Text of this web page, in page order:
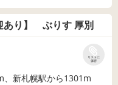
あり】 ぶりす 厚別
リストに
保存
、新札幌駅から1301m